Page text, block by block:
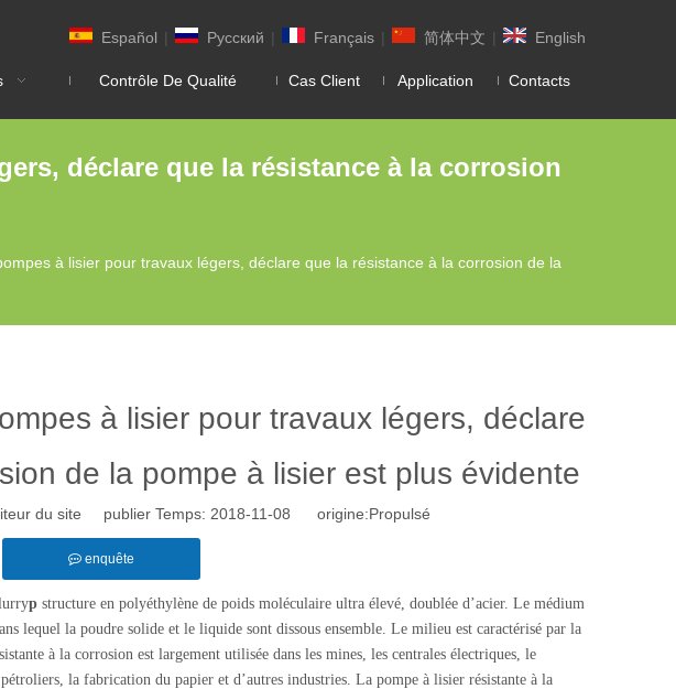
Español | Pусский | Français | 简体中文 | English
Contrôle De Qualité Cas Client Application Contacts
déclare que la résistance à la corrosion
à lisier pour travaux légers, déclare que la résistance à la corrosion de la
à lisier pour travaux légers, déclare
de la pompe à lisier est plus évidente
du site publier Temps: 2018-11-08 origine:Propulsé
enquête
p structure en polyéthylène de poids moléculaire ultra élevé, doublée d’acier. Le médium
lequel la poudre solide et le liquide sont dissous ensemble. Le milieu est caractérisé par la
à la corrosion est largement utilisée dans les mines, les centrales électriques, le
la fabrication du papier et d’autres industries. La pompe à lisier résistante à la